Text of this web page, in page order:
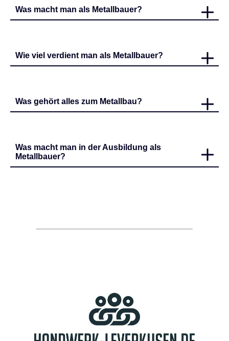
Was macht man als Metallbauer?
Wie viel verdient man als Metallbauer?
Was gehört alles zum Metallbau?
Was macht man in der Ausbildung als
Metallbauer?